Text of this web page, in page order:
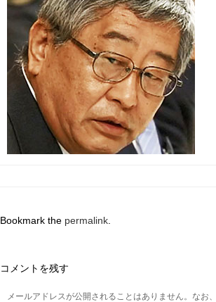
Bookmark the permalink
コメントを残す
メールアドレスが公開されることはありません。なお